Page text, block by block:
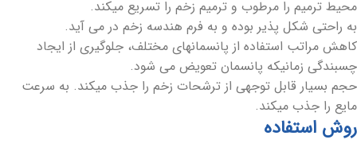
محیط ترمیم را مرطوب و ترمیم زخم را تسریع میکند.
به راحتی شکل پذیر بوده و به فرم هندسه زخم در می آید.
کاهش مراتب استفاده از پانسمانهای مختلف، جلوگیری از ایجاد
چسبندگی زمانیکه پانسمان تعویض می شود.
حجم بسیار قابل توجهی از ترشحات زخم را جذب میکند. به سرعت
مایع را جذب میکند.
روش استفاده